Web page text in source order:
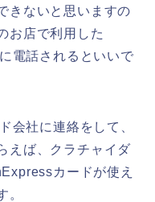
きないと思いますの
お店で利用した
電話されるといいで
会社に連絡をして、
えば、クラチャイダ
カードが使え
。